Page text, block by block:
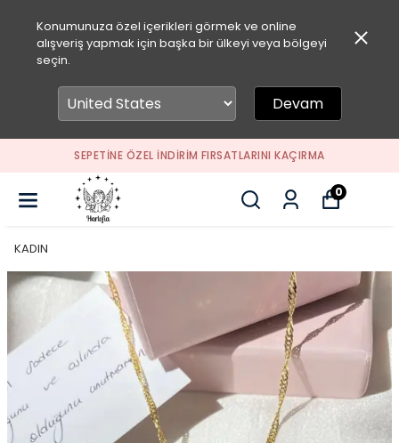
Konumunuza özel içerikleri görmek ve online
alışveriş yapmak için başka bir ülkeyi veya bölgeyi
seçin.
Devam
SEPETİNE ÖZEL İNDİRİM FIRSATLARINI KAÇIRMA
0
KADIN